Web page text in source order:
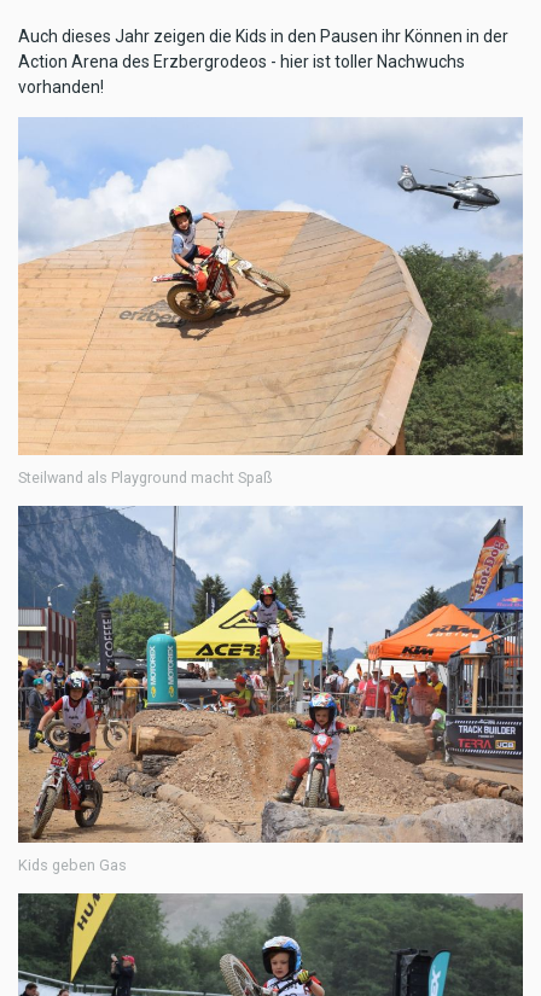
Auch dieses Jahr zeigen die Kids in den Pausen ihr Können in der
Action Arena des Erzbergrodeos - hier ist toller Nachwuchs
vorhanden!
Steilwand als Playground macht Spaß
Kids geben Gas